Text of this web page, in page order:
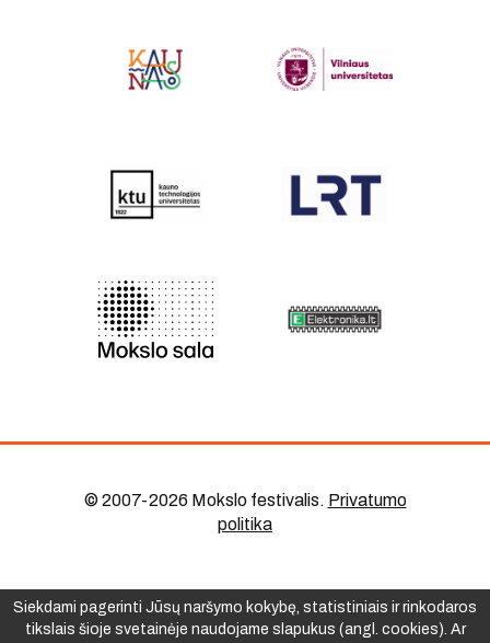
© 2007-2026 Mokslo festivalis. Privatumo
politika
Siekdami pagerinti Jūsų naršymo kokybę, statistiniais ir rinkodaros
tikslais šioje svetainėje naudojame slapukus (angl. cookies). Ar